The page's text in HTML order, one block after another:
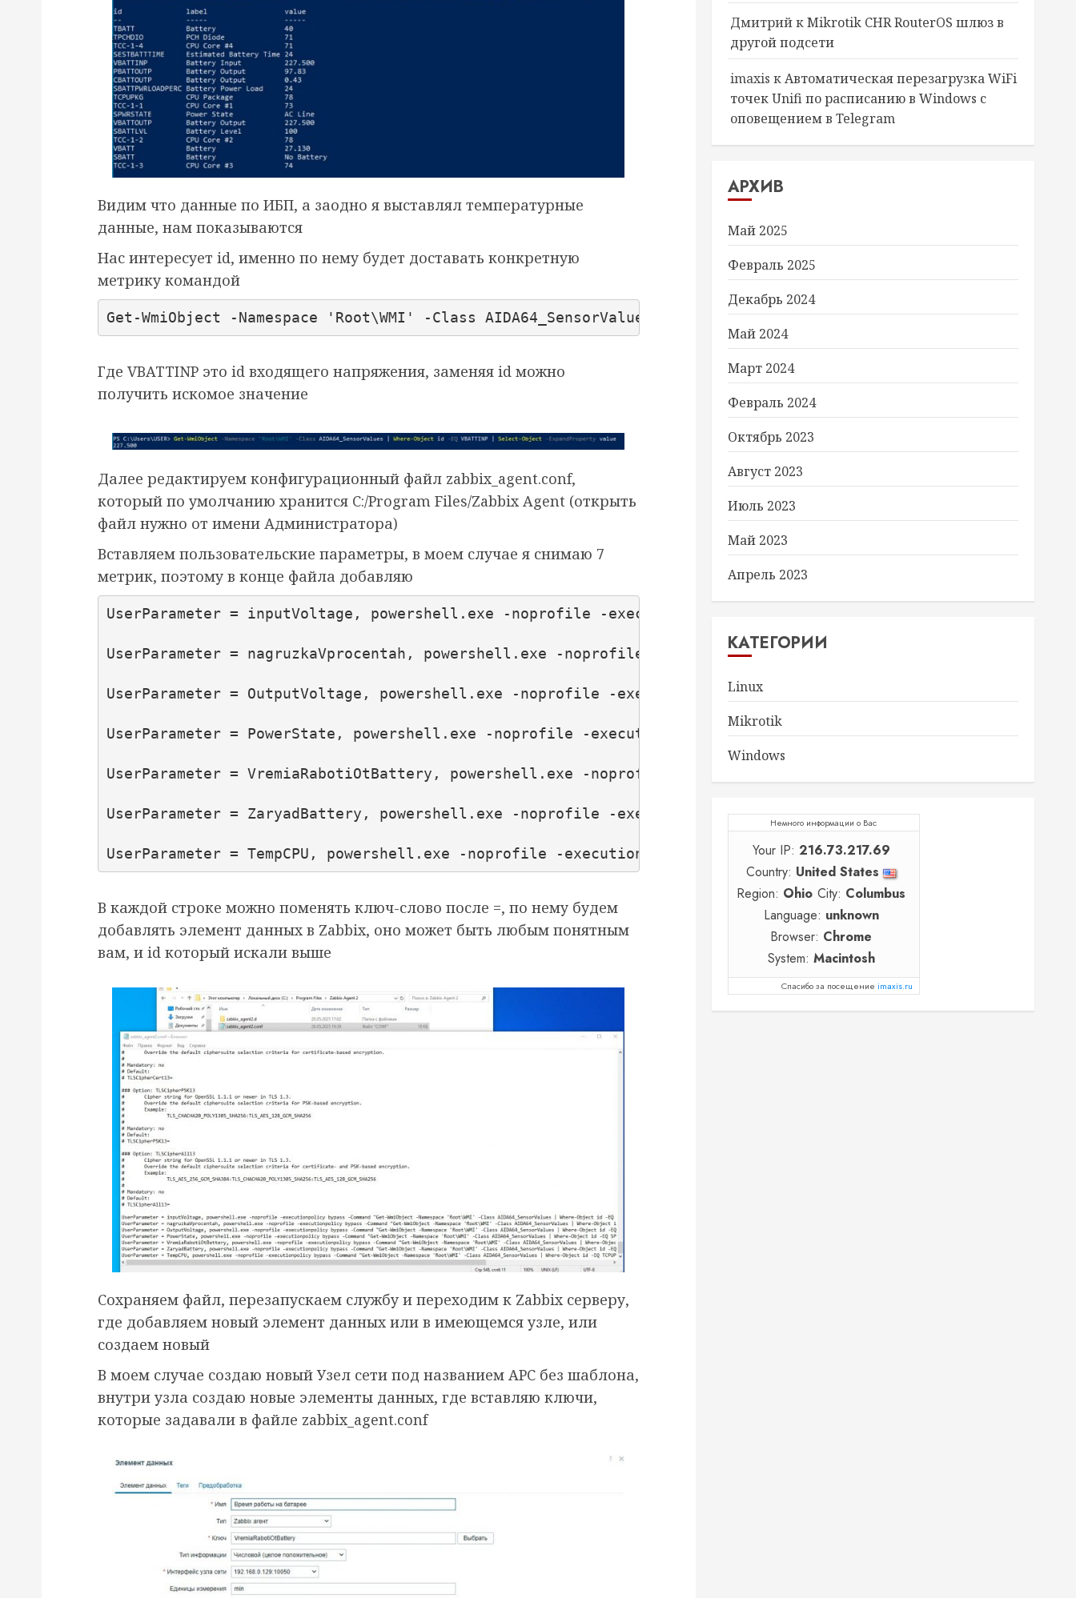
Видим что данные по ИБП, а заодно я выставлял температурные
данные, нам показываются
Нас интересует id, именно по нему будет доставать конкретную
метрику командой
Get-WmiObject -Namespace 'Root\WMI' -Class AIDA64_SensorValues | Where-Object id -EQ VBATTINP | Select-
Где VBATTINP это id входящего напряжения, заменяя id можно
получить искомое значение
Далее редактируем конфигурационный файл zabbix_agent.conf,
который по умолчанию хранится C:/Program Files/Zabbix Agent (открыть
файл нужно от имени Администратора)
Вставляем пользовательские параметры, в моем случае я снимаю 7
метрик, поэтому в конце файла добавляю
UserParameter = inputVoltage, powershell.exe -noprofile -executionpolicy bypass -Command "Get-WmiObject -
UserParameter = nagruzkaVprocentah, powershell.exe -noprofile -executionpolicy bypass -Command "Get-WmiObject
UserParameter = OutputVoltage, powershell.exe -noprofile -executionpolicy bypass -Command "Get-WmiObject -
UserParameter = PowerState, powershell.exe -noprofile -executionpolicy bypass -Command "Get-WmiObject -
UserParameter = VremiaRabotiOtBattery, powershell.exe -noprofile -executionpolicy bypass -Command "Get-
UserParameter = ZaryadBattery, powershell.exe -noprofile -executionpolicy bypass -Command "Get-WmiObject -
UserParameter = TempCPU, powershell.exe -noprofile -executionpolicy bypass -Command "Get-WmiObject -
В каждой строке можно поменять ключ-слово после =, по нему будем
добавлять элемент данных в Zabbix, оно может быть любым понятным
вам, и id который искали выше
Сохраняем файл, перезапускаем службу и переходим к Zabbix серверу,
где добавляем новый элемент данных или в имеющемся узле, или
создаем новый
В моем случае создаю новый Узел сети под названием APC без шаблона,
внутри узла создаю новые элементы данных, где вставляю ключи,
которые задавали в файле zabbix_agent.conf
ДмитрийкMikrotik CHR RouterOS шлюз в
другой подсети
imaxis кАвтоматическая перезагрузка WiFi
точек Unifi по расписанию в Windows с
оповещением в Telegram
АРХИВ
Май 2025
Февраль 2025
Декабрь 2024
Май 2024
Март 2024
Февраль 2024
Октябрь 2023
Август 2023
Июль 2023
Май 2023
Апрель 2023
КАТЕГОРИИ
Linux
Mikrotik
Windows
Немного информации о Вас
Your IP: 216.73.217.69
Country: United States
Region: Ohio City: Columbus
Language: unknown
Browser: Chrome
System: Macintosh
Спасибо за посещение imaxis.ru